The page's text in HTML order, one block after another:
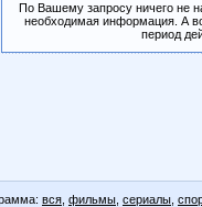
По Вашему запросу ничего не
необходимая информация. А
период
вся фильмы сериалы